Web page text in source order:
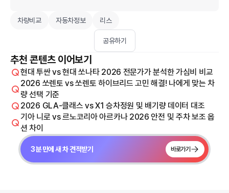
차량비교 자동차정보 리스
공유하기
추천 콘텐츠 이어보기
현대 투싼 vs 현대 쏘나타 2026 전문가가 분석한 가심비 비교
2026 쏘렌토 vs 쏘렌토 하이브리드 고민 해결! 나에게 맞는 차
량 선택 기준
2026 GLA-클래스 vs X1 승차정원 및 배기량 데이터 대조
기아 니로 vs 르노코리아 아르카나 2026 안전 및 주차 보조 옵
션 차이
3분 만에 새 차 견적받기 바로가기